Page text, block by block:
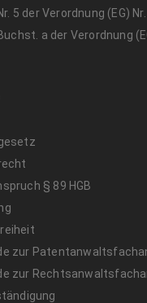
5 der Verordnung (EG)
a der Verordnung
§ 89 HGB
zur
zur